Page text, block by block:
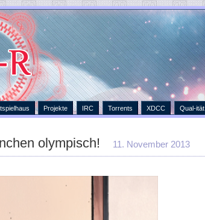
Projekte IRC Torrents XDCC Qual-ität
olympisch! 11. November 2013